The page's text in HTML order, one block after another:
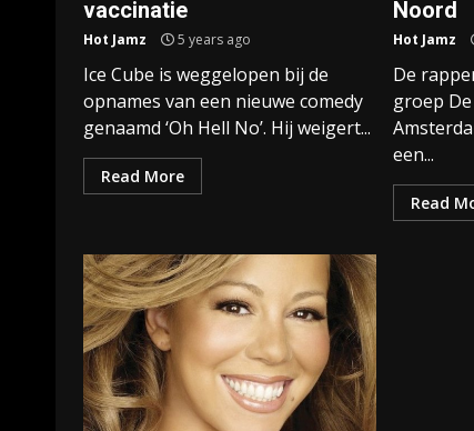
vaccinatie
Hot Jamz 5 years ago
Ice Cube is weggelopen bij de
opnames van een nieuwe comedy
genaamd ‘Oh Hell No’. Hij weigert...
Read More
Noord
Hot Jamz
De
groep
een...
Read